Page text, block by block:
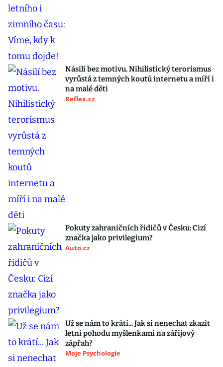
Násilí bez motivu. Nihilistický terorismus
vyrůstá z temných koutů internetu a míří i
na malé děti
Reflex.cz
Pokuty zahraničních řidičů v Česku: Cizí
značka jako privilegium?
Auto.cz
Už se nám to krátí... Jak si nenechat zkazit
letní pohodu myšlenkami na zářijový
zápřah?
Moje Psychologie